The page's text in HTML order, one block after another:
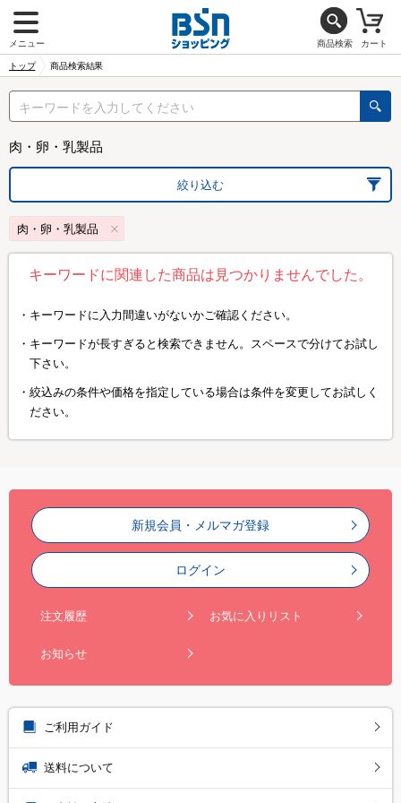
メニュー 商品検索 カート
トップ 商品検索結果
肉・卵・乳製品
絞り込む
肉・卵・乳製品
キーワードに関連した商品は見つかりませんでした。
キーワードに入力間違いがないかご確認ください。
キーワードが長すぎると検索できません。スペースで分けてお試し
下さい。
絞込みの条件や価格を指定している場合は条件を変更してお試しく
ださい。
新規会員・メルマガ登録
ログイン
注文履歴 お気に入りリスト
お知らせ
ご利用ガイド
送料について